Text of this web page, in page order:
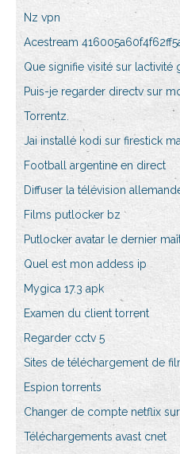
Nz vpn
Acestream
Que signifie visité sur lactivité
Puis-je regarder directv sur
Torrentz.
Jai installé kodi sur firestick
Football argentine en direct
Diffuser la télévision
Films putlocker bz
Putlocker avatar le dernier
Quel est mon addess ip
Mygica 17.3 apk
Examen du client torrent
Regarder cctv 5
Sites de téléchargement de
Espion torrents
Changer de compte netflix
Téléchargements avast cnet